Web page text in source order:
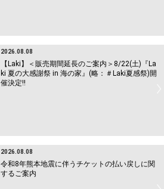
2026.08.08
【Laki】＜販売期間延長のご案内＞8/22(土)『La
ki 夏の大感謝祭 in 海の家』(略：＃Laki夏感祭)開
催決定!!
2026.08.08
令和8年熊本地震に伴うチケットの払い戻しに関
するご案内